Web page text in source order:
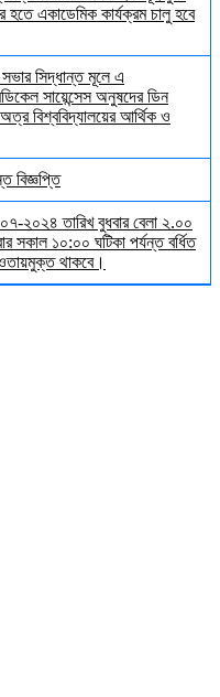
একাডেমিক কার্যক্রম চালু হবে
সিদ্ধান্ত মূলে এ
সায়েন্সেস অনুষদের ডিন
বিশ্ববিদ্যালয়ের আর্থিক ও
বিজ্ঞপ্তি
২০২৪ তারিখ বুধবার বেলা ২.০০
সকাল ১০:০০ ঘটিকা পর্যন্ত বর্ধিত
থাকবে।